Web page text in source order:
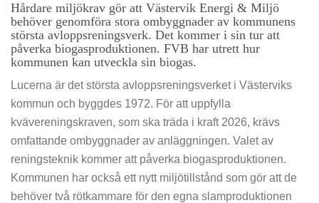
Hårdare miljökrav gör att Västervik Energi & Miljö
behöver genomföra stora ombyggnader av kommunens
största avloppsreningsverk. Det kommer i sin tur att
påverka biogasproduktionen. FVB har utrett hur
kommunen kan utveckla sin biogas.
Lucerna är det största avloppsreningsverket i Västerviks
kommun och byggdes 1972. För att uppfylla
kvävereningskraven, som ska träda i kraft 2026, krävs
omfattande ombyggnader av anläggningen. Valet av
reningsteknik kommer att påverka biogasproduktionen.
Kommunen har också ett nytt miljötillstånd som gör att de
behöver två rötkammare för den egna slamproduktionen